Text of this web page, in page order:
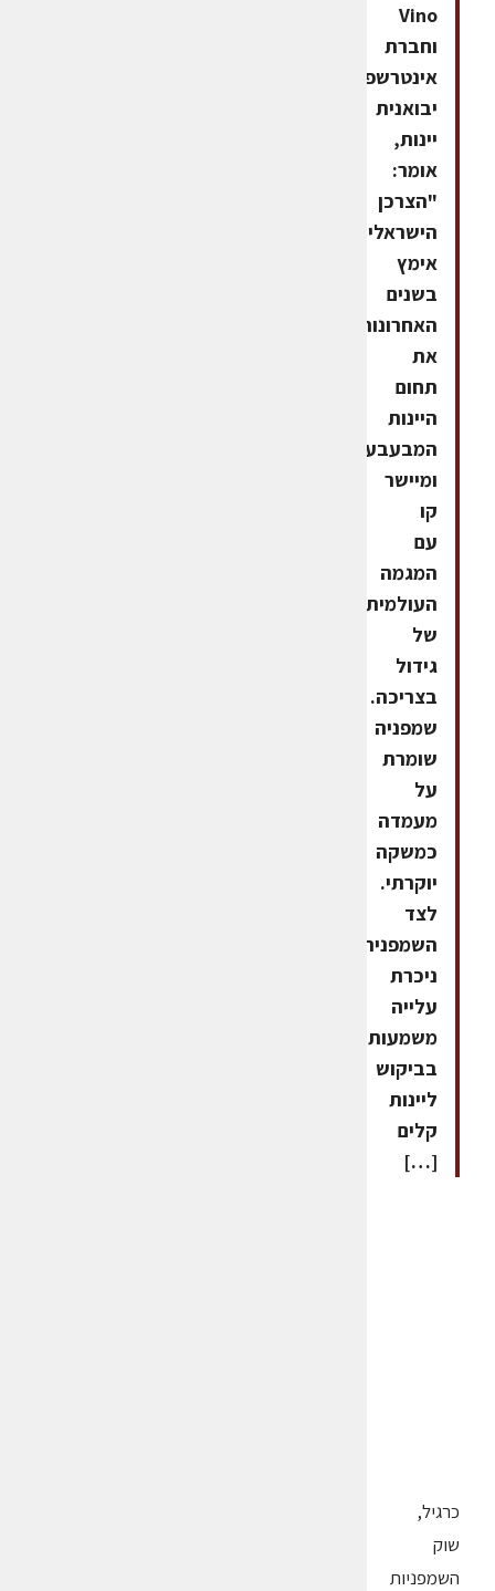
Vino
וחברת
אינטרשפע
יבואנית
יינות,
אומר:
"הצרכן
הישראלי
אימץ
בשנים
האחרונות
את
תחום
היינות
המבעבעים,
ומיישר
קו
עם
המגמה
העולמית
של
גידול
בצריכה.
שמפניה
שומרת
על
מעמדה
כמשקה
יוקרתי.
לצד
השמפניה
ניכרת
עלייה
משמעותית
בביקוש
ליינות
קלים
[…]
כרגיל,
שוק
השמפניות